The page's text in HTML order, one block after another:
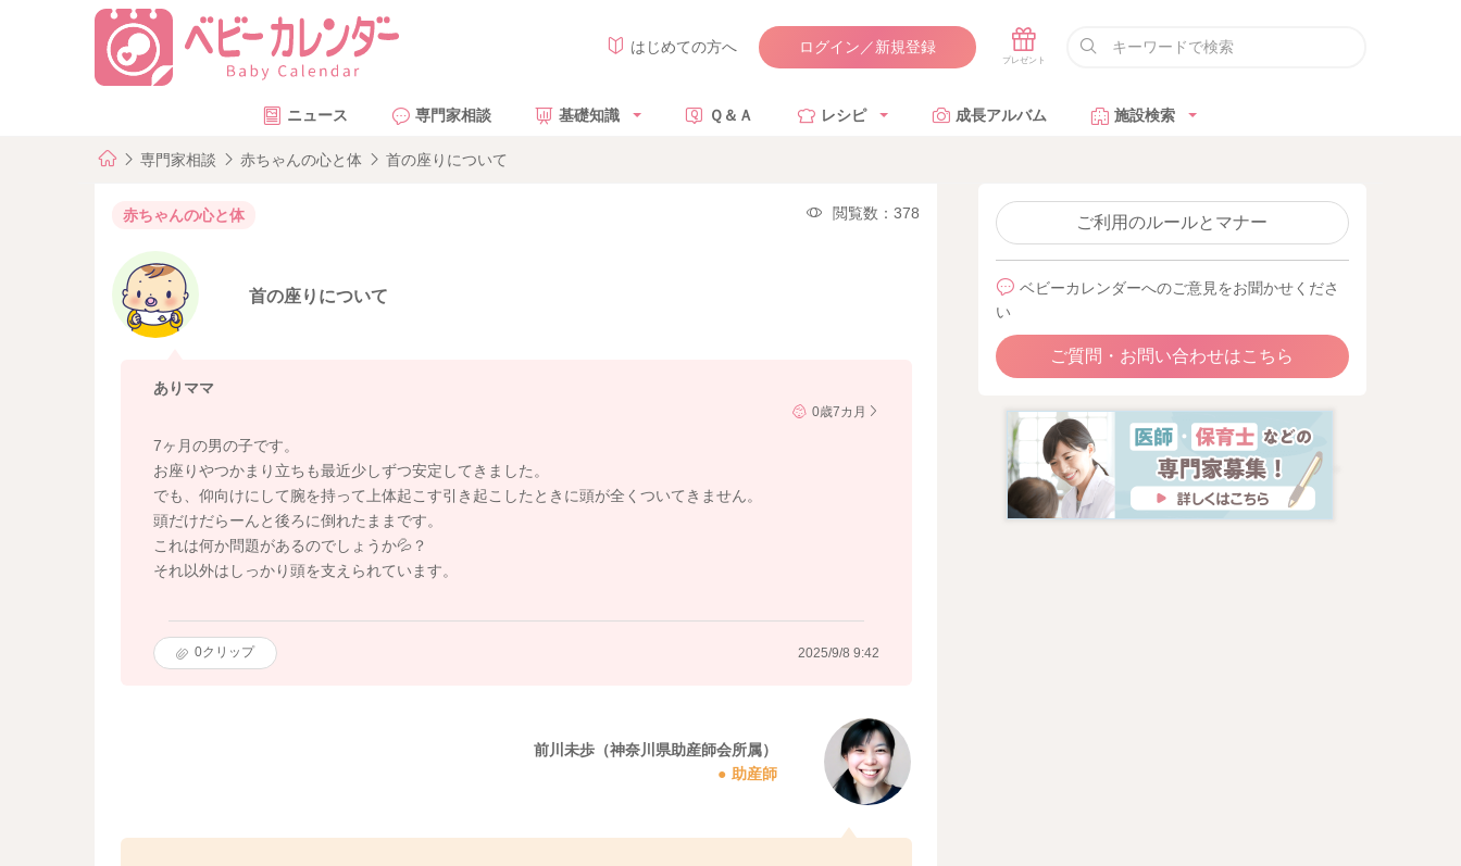
はじめての方へ ログイン／新規登録
ニュース 専門家相談 基礎知識 Ｑ＆Ａ レシピ 成長アルバム 施設検索
専門家相談 赤ちゃんの心と体 首の座りについて
赤ちゃんの心と体 閲覧数：378
首の座りについて
ありママ
0歳7カ月
7ヶ月の男の子です。
お座りやつかまり立ちも最近少しずつ安定してきました。
でも、仰向けにして腕を持って上体起こす引き起こしたときに頭が全くついてきません。
頭だけだらーんと後ろに倒れたままです。
これは何か問題があるのでしょうか💦？
それ以外はしっかり頭を支えられています。
0クリップ 2025/9/8 9:42
前川未歩（神奈川県助産師会所属）
助産師
ご利用のルールとマナー
ベビーカレンダーへのご意見をお聞かせくださ
い
ご質問・お問い合わせはこちら